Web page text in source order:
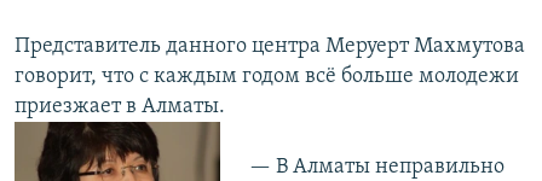
Представитель данного центра Меруерт Махмутова
говорит, что с каждым годом всё больше молодежи
приезжает в Алматы.
— В Алматы неправильно